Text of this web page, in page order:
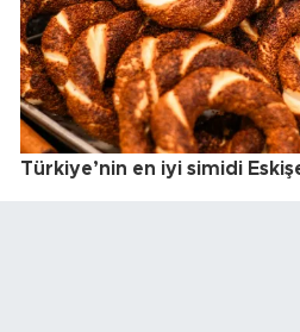
Türkiye’nin en iyi simidi